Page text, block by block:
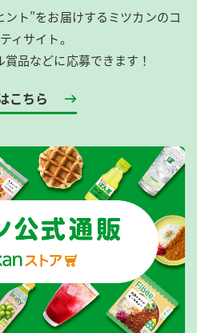
ト”をお届けするミツカンのコ
ィサイト。
品などに応募できます！
こちら